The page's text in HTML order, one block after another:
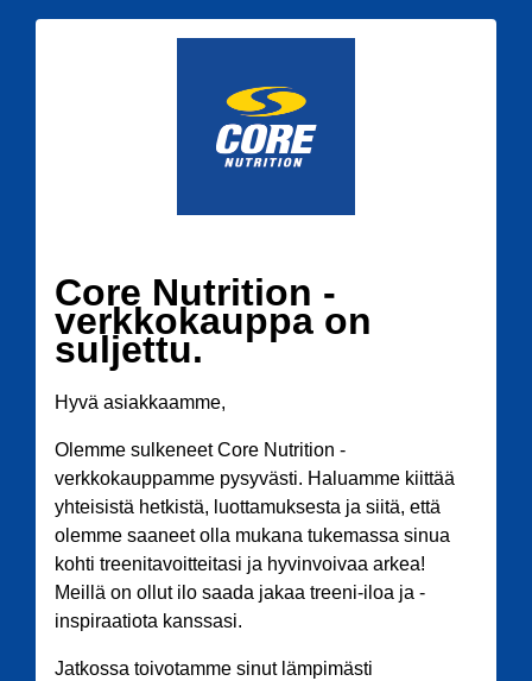
Core Nutrition -
verkkokauppa on
suljettu.
Hyvä asiakkaamme,
Olemme sulkeneet Core Nutrition -
verkkokauppamme pysyvästi. Haluamme kiittää
yhteisistä hetkistä, luottamuksesta ja siitä, että
olemme saaneet olla mukana tukemassa sinua
kohti treenitavoitteitasi ja hyvinvoivaa arkea!
Meillä on ollut ilo saada jakaa treeni-iloa ja -
inspiraatiota kanssasi.
Jatkossa toivotamme sinut lämpimästi